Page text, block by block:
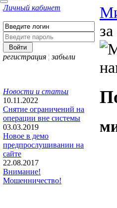
Личный кабинет
регистрация ¦ забыли
Новости и статьи
10.11.2022
Снятие ограничений на
операции вне системы
03.03.2019
Новое в демо
предпрослушивании на
сайте
22.08.2017
Внимание!
Мошенничество!